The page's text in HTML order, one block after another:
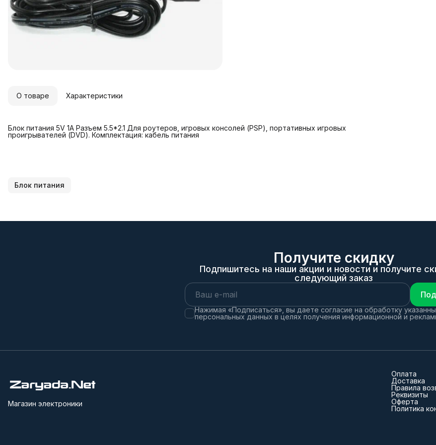
О товаре Характеристики
Блок питания 5V 1A Разъем 5.5*2.1 Для роутеров, игровых консолей (PSP), портативных игровых
проигрывателей (DVD). Комплектация: кабель питания
Блок питания
Получите скидку
Подпишитесь на наши акции и новости и получите
следующий заказ
Нажимая «Подписаться», вы даете согласие на обработку
персональных данных в целях получения информационной и
Магазин электроники
Оплата
Доставка
Правила
Реквизиты
Оферта
Политика